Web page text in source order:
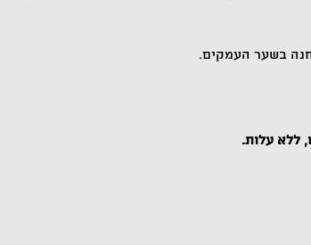
ללא עלות.